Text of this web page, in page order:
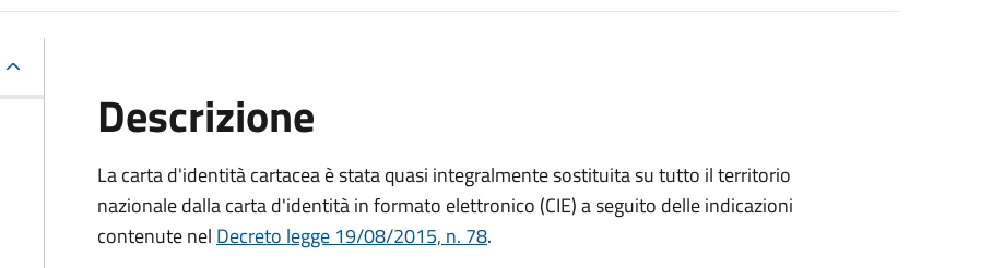
Descrizione
La carta d'identità cartacea è stata quasi integralmente sostituita su tutto il territorio
nazionale dalla carta d'identità in formato elettronico (CIE) a seguito delle indicazioni
contenute nel Decreto legge 19/08/2015, n. 78.